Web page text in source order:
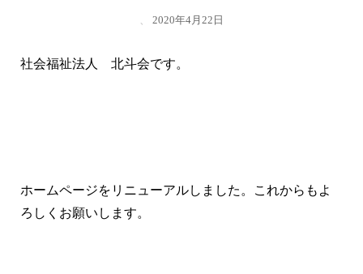
2020年4月22日
社会福祉法人 北斗会です。
ホームページをリニューアルしました。これからもよ
ろしくお願いします。